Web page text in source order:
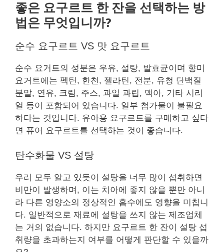
좋은 요구르트 한 잔을 선택하는 방
법은 무엇입니까?
순수 요구르트 VS 맛 요구르트
순수 요거트의 성분은 우유, 설탕, 발효균이며 향미
요거트에는 펙틴, 한천, 젤라틴, 전분, 유청 단백질
분말, 연유, 크림, 주스, 과일 과립, 맥아, 기타 시리
얼 등이 포함되어 있습니다. 일부 첨가물이 불필요
하다는 것입니다. 유아용 요구르트를 구매하고 싶다
면 퓨어 요구르트를 선택하는 것이 좋습니다.
탄수화물 VS 설탕
우리 모두 알고 있듯이 설탕을 너무 많이 섭취하면
비만이 발생하며, 이는 치아에 좋지 않을 뿐만 아니
라 다른 영양소의 정상적인 흡수에도 영향을 미칩니
다. 일반적으로 재료에 설탕을 쓰지 않는 제조업체
는 거의 없습니다. 하지만 요구르트 한 잔이 설탕 섭
취량을 초과하는지 여부를 어떻게 판단할 수 있을까